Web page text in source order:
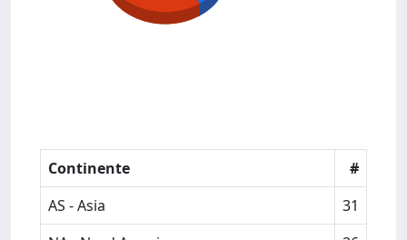
Continente
#
AS - Asia
31